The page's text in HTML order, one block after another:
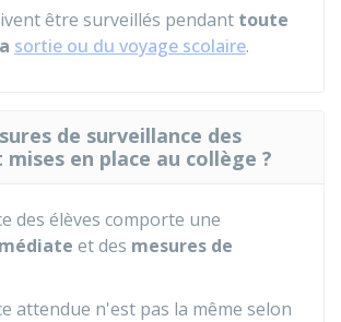
être surveillés pendant toute
sortie ou du voyage scolaire.
de surveillance des
en place au collège ?
des élèves comporte une
et des mesures de
attendue n'est pas la même selon